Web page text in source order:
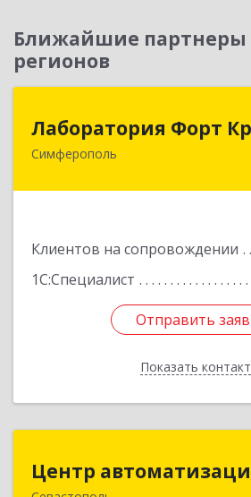
Ближайшие партнеры
регионов
Лаборатория Форт
Симферополь
Клиентов на сопровождении
1С:Специалист
Отправить
Показать
295034, Крым Респ,
Отправить
Назад
Центр